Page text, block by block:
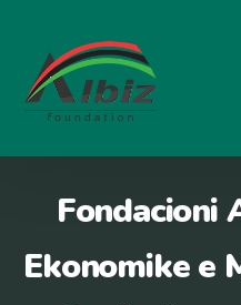
content
Fondacioni
Ekonomike e